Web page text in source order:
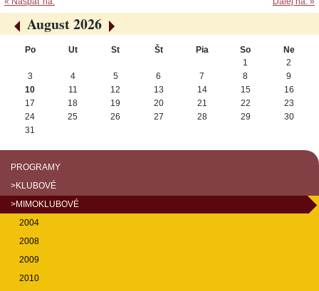
«
August 2026
»
Po Ut St Št Pia So
Ne
1
2
3
4 5 6 7 8
9
10
11 12 13 14 15
16
17
18 19 20 21 22
23
24
25 26 27 28 29
30
31
PROGRAMY
>KLUBOVÉ
>MIMOKLUBOVÉ
2004
2008
2009
2010